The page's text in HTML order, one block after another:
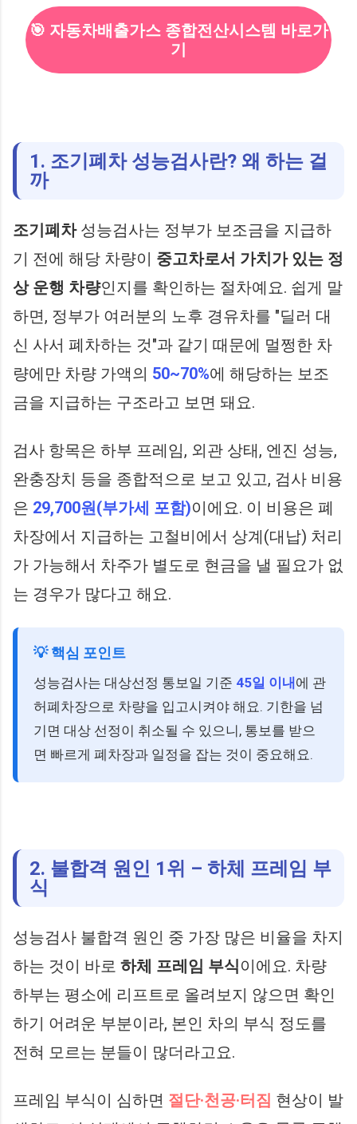
🎯 자동차배출가스 종합전산시스템 바로가
기
1. 조기폐차 성능검사란? 왜 하는 걸
까
조기폐차성능검사는 정부가 보조금을 지급하
기 전에 해당 차량이 중고차로서 가치가 있는 정
상 운행 차량인지를 확인하는 절차예요. 쉽게 말
하면, 정부가 여러분의 노후 경유차를 "딜러 대
신 사서 폐차하는 것"과 같기 때문에 멀쩡한 차
량에만 차량 가액의 50~70%에 해당하는 보조
금을 지급하는 구조라고 보면 돼요.
검사 항목은 하부 프레임, 외관 상태, 엔진 성능,
완충장치 등을 종합적으로 보고 있고, 검사 비용
은 29,700원(부가세 포함)이에요. 이 비용은 폐
차장에서 지급하는 고철비에서 상계(대납) 처리
가 가능해서 차주가 별도로 현금을 낼 필요가 없
는 경우가 많다고 해요.
💡 핵심 포인트
성능검사는 대상선정 통보일 기준 45일 이내에 관
허폐차장으로 차량을 입고시켜야 해요. 기한을 넘
기면 대상 선정이 취소될 수 있으니, 통보를 받으
면 빠르게 폐차장과 일정을 잡는 것이 중요해요.
2. 불합격 원인 1위 – 하체 프레임 부
식
성능검사 불합격 원인 중 가장 많은 비율을 차지
하는 것이 바로 하체 프레임 부식이에요. 차량
하부는 평소에 리프트로 올려보지 않으면 확인
하기 어려운 부분이라, 본인 차의 부식 정도를
전혀 모르는 분들이 많더라고요.
프레임 부식이 심하면 절단·천공·터짐 현상이 발